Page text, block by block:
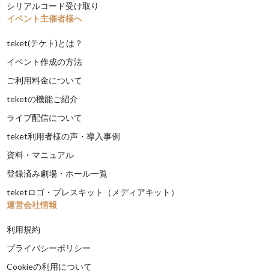
シリアルコード受け取り
イベント主催者様へ
teket(テケト)とは？
イベント作成の方法
ご利用料金について
teketの機能ご紹介
ライブ配信について
teket利用者様の声・導入事例
資料・マニュアル
登録済み劇場・ホール一覧
teketロゴ・プレスキット（メディアキット）
運営会社情報
利用規約
プライバシーポリシー
Cookieの利用について